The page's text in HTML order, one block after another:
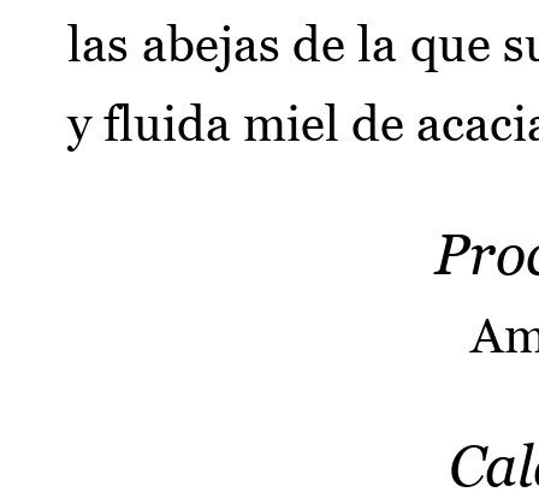
las abejas de la que
y fluida miel de